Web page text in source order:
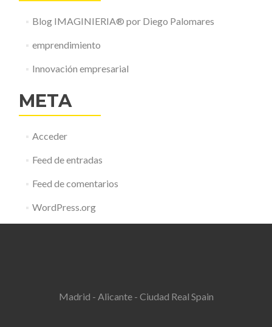
Blog IMAGINIERIA® por Diego Palomares
emprendimiento
Innovación empresarial
META
Acceder
Feed de entradas
Feed de comentarios
WordPress.org
Madrid - Alicante - Ciudad Real Spain